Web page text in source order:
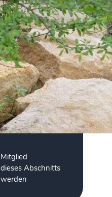
Mitglied
dieses Abschnitts
werden